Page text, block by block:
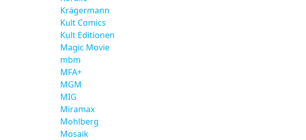
Krägermann
Kult Comics
Kult Editionen
Magic Movie
mbm
MFA+
MGM
MIG
Miramax
Mohlberg
Mosaik